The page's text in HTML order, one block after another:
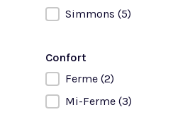
Simmons (5)
Confort
Confort
Ferme (2)
Mi-Ferme (3)